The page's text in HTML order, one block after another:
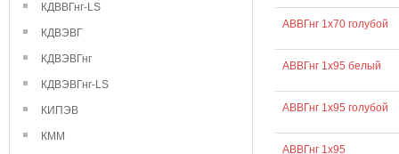
КДВВГнг-LS
КДВЭВГ
КДВЭВГнг
КДВЭВГнг-LS
КИПЭВ
КММ
АВВГнг 1х70 голубой
АВВГнг 1х95 белый
АВВГнг 1х95 голубой
АВВГнг 1х95